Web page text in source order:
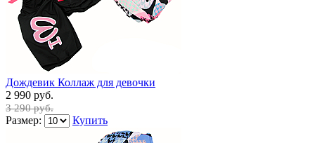
Дождевик Коллаж для девочки
2 990 руб.
3 290 руб.
Размер: Купить